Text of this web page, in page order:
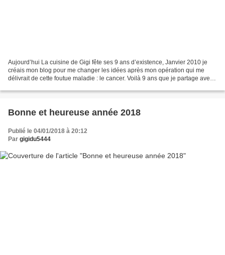
Aujourd’hui La cuisine de Gigi fête ses 9 ans d’existence, Janvier 2010 je
créais mon blog pour me changer les idées après mon opération qui me
délivrait de cette foutue maladie : le cancer. Voilà 9 ans que je partage avec
Bonne et heureuse année 2018
Publié le 04/01/2018 à 20:12
Par gigidu5444